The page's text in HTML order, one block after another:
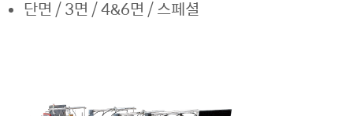
단면 / 3면 / 4&6면 / 스페셜